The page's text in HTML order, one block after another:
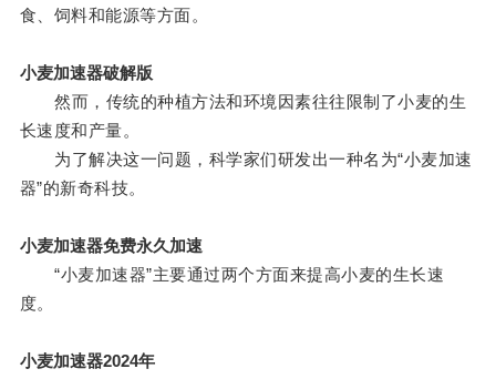
食、饲料和能源等方面。
小麦加速器破解版
然而，传统的种植方法和环境因素往往限制了小麦的生
长速度和产量。
为了解决这一问题，科学家们研发出一种名为“小麦加速
器”的新奇科技。
小麦加速器免费永久加速
“小麦加速器”主要通过两个方面来提高小麦的生长速
度。
小麦加速器2024年